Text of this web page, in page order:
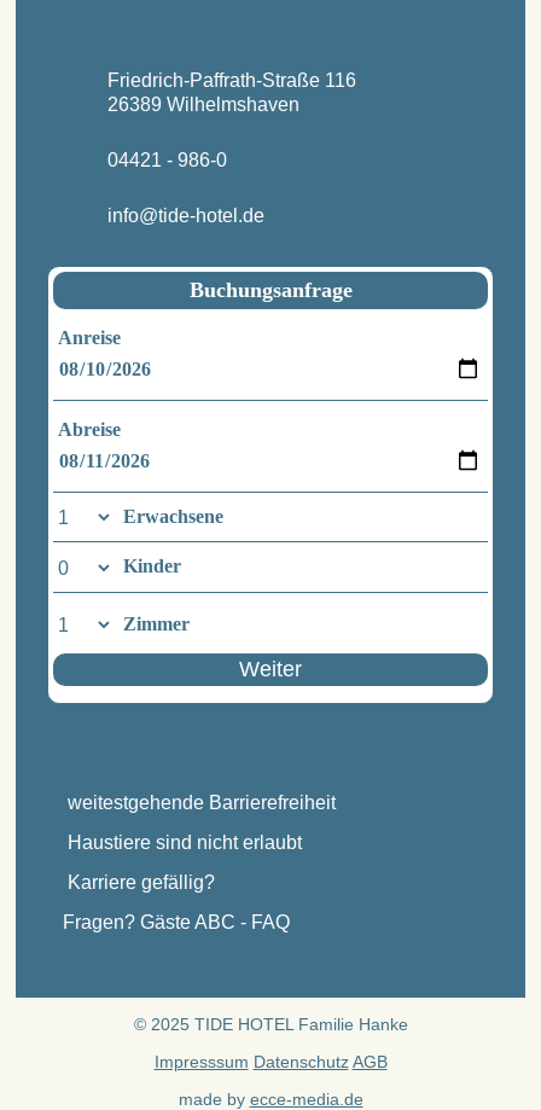
Friedrich-Paffrath-Straße 116
26389 Wilhelmshaven
04421 - 986-0
info@tide-hotel.de
Buchungsanfrage
Anreise
Abreise
Erwachsene
Kinder
Zimmer
Weiter
weitestgehende Barrierefreiheit
Haustiere sind nicht erlaubt
Karriere gefällig?
Fragen? Gäste ABC - FAQ
© 2025 TIDE HOTEL Familie Hanke
Impresssum Datenschutz AGB
made by ecce-media.de